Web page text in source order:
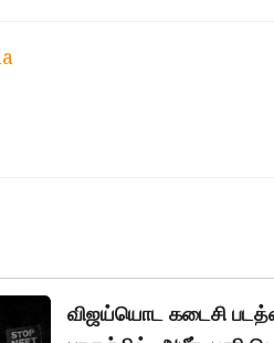
விஜய்யொட கடைசி